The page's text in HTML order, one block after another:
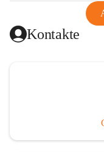
Kontakte